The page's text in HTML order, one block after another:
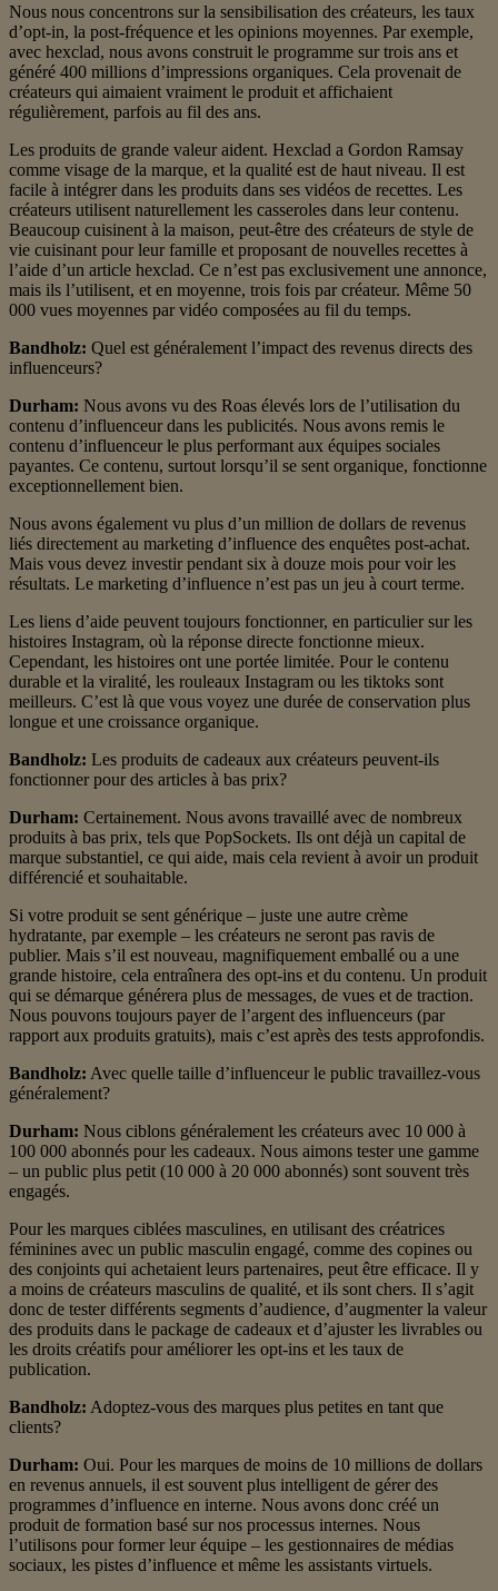
Nous nous concentrons sur la sensibilisation des créateurs, les taux
d’opt-in, la post-fréquence et les opinions moyennes. Par exemple,
avec hexclad, nous avons construit le programme sur trois ans et
généré 400 millions d’impressions organiques. Cela provenait de
créateurs qui aimaient vraiment le produit et affichaient
régulièrement, parfois au fil des ans.
Les produits de grande valeur aident. Hexclad a Gordon Ramsay
comme visage de la marque, et la qualité est de haut niveau. Il est
facile à intégrer dans les produits dans ses vidéos de recettes. Les
créateurs utilisent naturellement les casseroles dans leur contenu.
Beaucoup cuisinent à la maison, peut-être des créateurs de style de
vie cuisinant pour leur famille et proposant de nouvelles recettes à
l’aide d’un article hexclad. Ce n’est pas exclusivement une annonce,
mais ils l’utilisent, et en moyenne, trois fois par créateur. Même 50
000 vues moyennes par vidéo composées au fil du temps.
Bandholz: Quel est généralement l’impact des revenus directs des
influenceurs?
Durham: Nous avons vu des Roas élevés lors de l’utilisation du
contenu d’influenceur dans les publicités. Nous avons remis le
contenu d’influenceur le plus performant aux équipes sociales
payantes. Ce contenu, surtout lorsqu’il se sent organique, fonctionne
exceptionnellement bien.
Nous avons également vu plus d’un million de dollars de revenus
liés directement au marketing d’influence des enquêtes post-achat.
Mais vous devez investir pendant six à douze mois pour voir les
résultats. Le marketing d’influence n’est pas un jeu à court terme.
Les liens d’aide peuvent toujours fonctionner, en particulier sur les
histoires Instagram, où la réponse directe fonctionne mieux.
Cependant, les histoires ont une portée limitée. Pour le contenu
durable et la viralité, les rouleaux Instagram ou les tiktoks sont
meilleurs. C’est là que vous voyez une durée de conservation plus
longue et une croissance organique.
Bandholz: Les produits de cadeaux aux créateurs peuvent-ils
fonctionner pour des articles à bas prix?
Durham: Certainement. Nous avons travaillé avec de nombreux
produits à bas prix, tels que PopSockets. Ils ont déjà un capital de
marque substantiel, ce qui aide, mais cela revient à avoir un produit
différencié et souhaitable.
Si votre produit se sent générique – juste une autre crème
hydratante, par exemple – les créateurs ne seront pas ravis de
publier. Mais s’il est nouveau, magnifiquement emballé ou a une
grande histoire, cela entraînera des opt-ins et du contenu. Un produit
qui se démarque générera plus de messages, de vues et de traction.
Nous pouvons toujours payer de l’argent des influenceurs (par
rapport aux produits gratuits), mais c’est après des tests approfondis.
Bandholz: Avec quelle taille d’influenceur le public travaillez-vous
généralement?
Durham: Nous ciblons généralement les créateurs avec 10 000 à
100 000 abonnés pour les cadeaux. Nous aimons tester une gamme
– un public plus petit (10 000 à 20 000 abonnés) sont souvent très
engagés.
Pour les marques ciblées masculines, en utilisant des créatrices
féminines avec un public masculin engagé, comme des copines ou
des conjoints qui achetaient leurs partenaires, peut être efficace. Il y
a moins de créateurs masculins de qualité, et ils sont chers. Il s’agit
donc de tester différents segments d’audience, d’augmenter la valeur
des produits dans le package de cadeaux et d’ajuster les livrables ou
les droits créatifs pour améliorer les opt-ins et les taux de
publication.
Bandholz: Adoptez-vous des marques plus petites en tant que
clients?
Durham: Oui. Pour les marques de moins de 10 millions de dollars
en revenus annuels, il est souvent plus intelligent de gérer des
programmes d’influence en interne. Nous avons donc créé un
produit de formation basé sur nos processus internes. Nous
l’utilisons pour former leur équipe – les gestionnaires de médias
sociaux, les pistes d’influence et même les assistants virtuels.